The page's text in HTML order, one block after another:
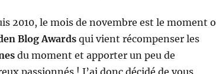
2010, le mois de novembre est le moment
Blog Awardsqui vient récompenser les
du moment et apporter un peu de